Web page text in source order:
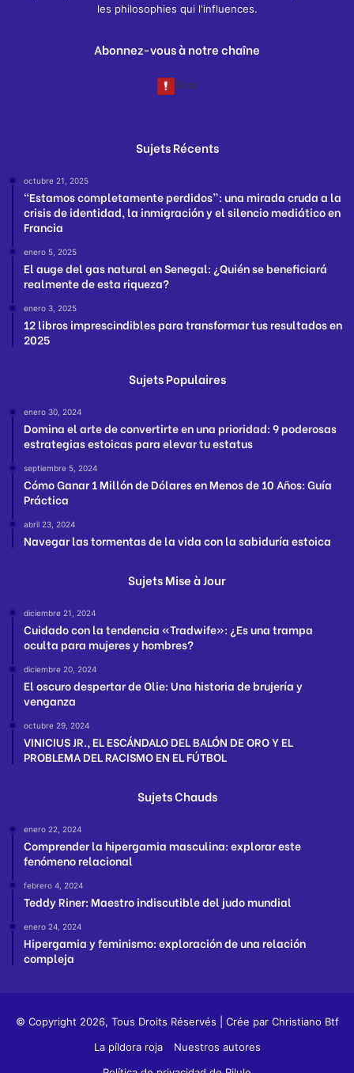
les philosophies qui l'influences.
Abonnez-vous à notre chaîne
Sujets Récents
octubre 21, 2025
“Estamos completamente perdidos”: una mirada cruda a la
crisis de identidad, la inmigración y el silencio mediático en
Francia
enero 5, 2025
El auge del gas natural en Senegal: ¿Quién se beneficiará
realmente de esta riqueza?
enero 3, 2025
12 libros imprescindibles para transformar tus resultados en
2025
Sujets Populaires
enero 30, 2024
Domina el arte de convertirte en una prioridad: 9 poderosas
estrategias estoicas para elevar tu estatus
septiembre 5, 2024
Cómo Ganar 1 Millón de Dólares en Menos de 10 Años: Guía
Práctica
abril 23, 2024
Navegar las tormentas de la vida con la sabiduría estoica
Sujets Mise à Jour
diciembre 21, 2024
Cuidado con la tendencia «Tradwife»: ¿Es una trampa
oculta para mujeres y hombres?
diciembre 20, 2024
El oscuro despertar de Olie: Una historia de brujería y
venganza
octubre 29, 2024
VINICIUS JR., EL ESCÁNDALO DEL BALÓN DE ORO Y EL
PROBLEMA DEL RACISMO EN EL FÚTBOL
Sujets Chauds
enero 22, 2024
Comprender la hipergamia masculina: explorar este
fenómeno relacional
febrero 4, 2024
Teddy Riner: Maestro indiscutible del judo mundial
enero 24, 2024
Hipergamia y feminismo: exploración de una relación
compleja
© Copyright 2026, Tous Droits Réservés | Crée par Christiano Btf
La píldora roja
Nuestros autores